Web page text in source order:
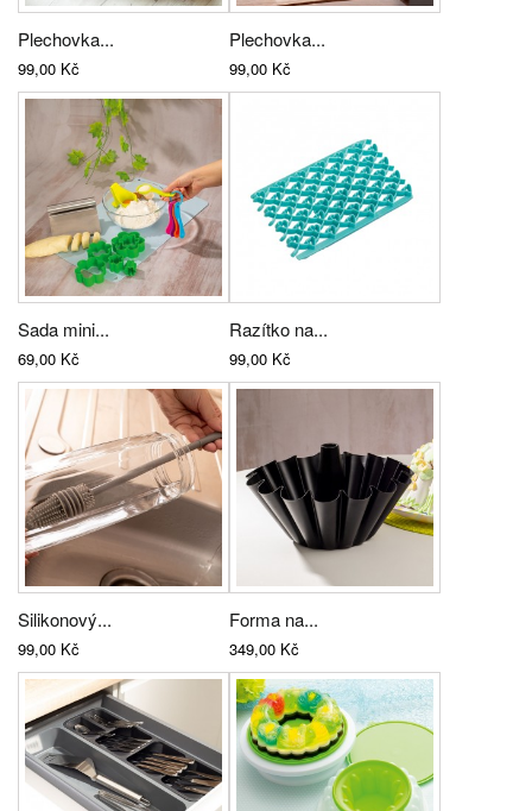
Plechovka...
99,00 Kč
Plechovka...
99,00 Kč
Sada mini...
69,00 Kč
Razítko na...
99,00 Kč
Silikonový...
99,00 Kč
Forma na...
349,00 Kč